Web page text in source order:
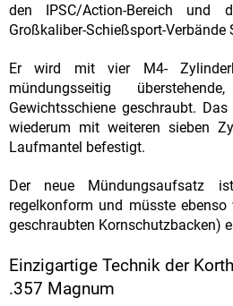
den IPSC/Action-Bereich und
Großkaliber-Schießsport-Verbände
Er wird mit vier M4-
mündungsseitig
Gewichtsschiene geschraubt.
wiederum mit weiteren sieben
Laufmantel befestigt.
Der neue Mündungsaufsatz
regelkonform und müsste
geschraubten Kornschutzbacken)
Einzigartige Technik der
.357 Magnum